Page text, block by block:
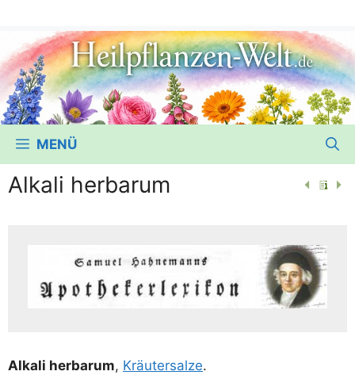
MENÜ
Alkali herbarum
Alka­li her­barum, Kräu­ter­sal­ze.